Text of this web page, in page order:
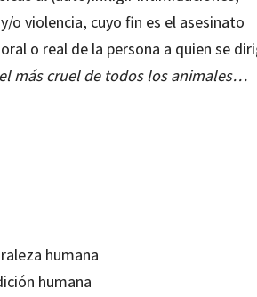
o violencia, cuyo fin es el asesinato
o real de la persona a quien se
más cruel de todos los animales…
humana
humana